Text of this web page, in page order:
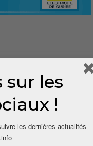
sur les
!
les dernières actualités